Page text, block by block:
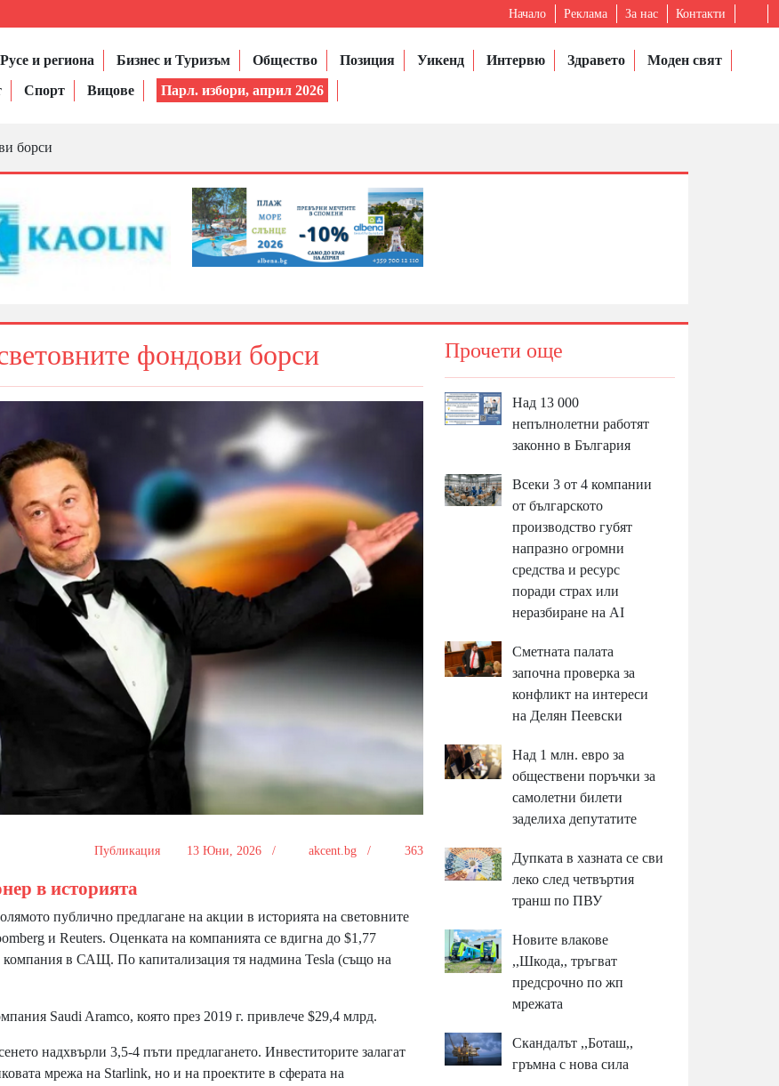
Начало Реклама За нас Контакти
и региона Бизнес и Туризъм Общество Позиция Уикенд Интервю Здравето
Моден свят
Спорт Вицове Парл. избори, април 2026
борси
фондови борси
Публикация 13 Юни, 2026 / akcent.bg / 363
в историята
публично предлагане на акции в историята на световните
и Reuters. Оценката на компанията се вдигна до $1,77
компания в САЩ. По капитализация тя надмина Tesla (също на
Saudi Aramco, която през 2019 г. привлече $29,4 млрд.
надхвърли 3,5-4 пъти предлагането. Инвеститорите залагат
мрежа на Starlink, но и на проектите в сферата на
Прочети още
Над 13 000
непълнолетни работят
законно в България
Всеки 3 от 4 компании
от българското
производство губят
напразно огромни
средства и ресурс
поради страх или
неразбиране на AI
Сметната палата
започна проверка за
конфликт на интереси
на Делян Пеевски
Над 1 млн. евро за
обществени поръчки за
самолетни билети
заделиха депутатите
Дупката в хазната се сви
леко след четвъртия
транш по ПВУ
Новите влакове
,,Шкода,, тръгват
предсрочно по жп
мрежата
Скандалът ,,Боташ,,
гръмна с нова сила